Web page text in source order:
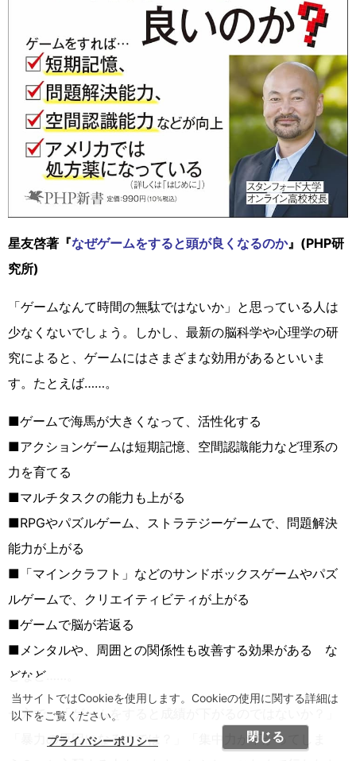
当サイトではCookieを使用します。Cookieの使用に関する詳細は
以下をご覧ください。
プライバシーポリシー
閉じる
星友啓著『なぜゲームをすると頭が良くなるのか』(PHP研
究所)
「ゲームなんて時間の無駄ではないか」と思っている人は
少なくないでしょう。しかし、最新の脳科学や心理学の研
究によると、ゲームにはさまざまな効用があるといいま
す。たとえば……。
■ゲームで海馬が大きくなって、活性化する
■アクションゲームは短期記憶、空間認識能力など理系の
力を育てる
■マルチタスクの能力も上がる
■RPGやパズルゲーム、ストラテジーゲームで、問題解決
能力が上がる
■「マインクラフト」などのサンドボックスゲームやパズ
ルゲームで、クリエイティビティが上がる
■ゲームで脳が若返る
■メンタルや、周囲との関係性も改善する効果がある な
どなど……。
一方で、「ゲームをすると成績が下がるのではないか？」
「暴力の原因になるのでは？」「集中力が下がってしま